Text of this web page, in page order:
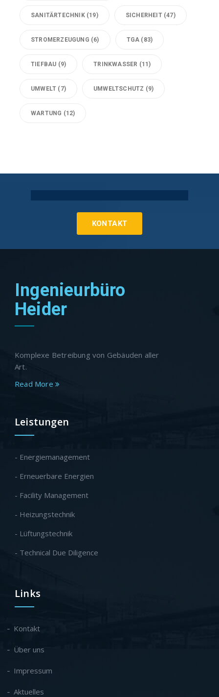
SANITÄRTECHNIK(19) SICHERHEIT(47)
STROMERZEUGUNG (6) TGA (83)
TIEFBAU (9) TRINKWASSER (11)
UMWELT (7) UMWELTSCHUTZ (9)
WARTUNG (12)
KONTAKT
Ingenieurbüro
Heider
Komplexe Betreibung von Gebäuden aller
Art.
Read More
Leistungen
- Energiemanagement
- Erneuerbare Energien
- Facility Management
- Heizungstechnik
- Lüftungstechnik
- Technical Due Diligence
Links
Kontakt
Über uns
Impressum
Aktuelles